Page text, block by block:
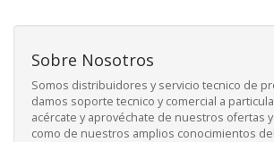
Sobre Nosotros
Somos distribuidores y servicio tecnico de
damos soporte tecnico y comercial a
acércate y aprovéchate de nuestros ofertas
como de nuestros amplios conocimientos